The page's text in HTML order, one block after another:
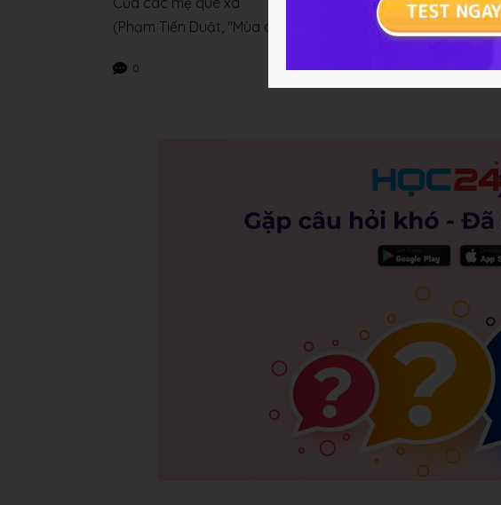
(Phạm Tiến Duật, "Mùa cam trên đất Nghệ", NXB Văn học,
0